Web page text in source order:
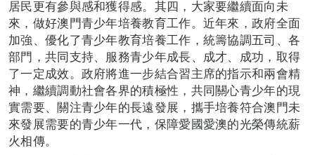
居民更有參與感和獲得感。其四，大家要繼續面向未
來，做好澳門青少年培養教育工作。近年來，政府全面
加強、優化了青少年教育培養工作，統籌協調五司、各
部門，共同支持、服務青少年成長、成才、成功，取得
了一定成效。政府將進一步結合習主席的指示和兩會精
神，繼續調動社會各界的積極性，共同關心青少年的現
實需要、關注青少年的長遠發展，攜手培養符合澳門未
來發展需要的青少年一代，保障愛國愛澳的光榮傳統薪
火相傳。